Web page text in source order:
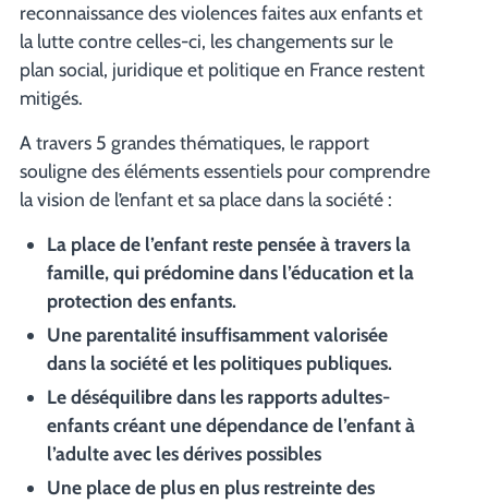
reconnaissance des violences faites aux enfants et
la lutte contre celles-ci, les changements sur le
plan social, juridique et politique en France restent
mitigés.
A travers 5 grandes thématiques, le rapport
souligne des éléments essentiels pour comprendre
la vision de l’enfant et sa place dans la société :
La place de l’enfant reste pensée à travers la
famille, qui prédomine dans l’éducation et la
protection des enfants.
Une parentalité insuffisamment valorisée
dans la société et les politiques publiques.
Le déséquilibre dans les rapports adultes-
enfants créant une dépendance de l’enfant à
l’adulte avec les dérives possibles
Une place de plus en plus restreinte des